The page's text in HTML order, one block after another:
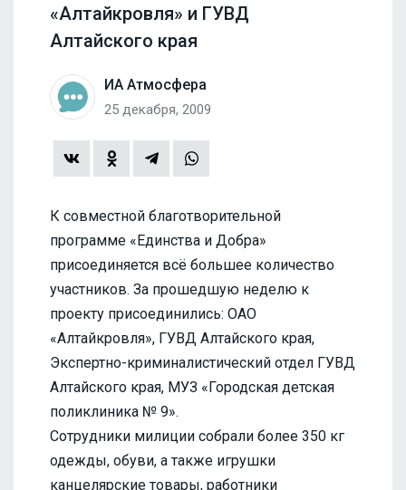
«Алтайкровля» и ГУВД
Алтайского края
ИА Атмосфера
25 декабря, 2009
К совместной благотворительной
программе «Единства и Добра»
присоединяется всё большее количество
участников. За прошедшую неделю к
проекту присоединились: ОАО
«Алтайкровля», ГУВД Алтайского края,
Экспертно-криминалистический отдел ГУВД
Алтайского края, МУЗ «Городская детская
поликлиника № 9».
Сотрудники милиции собрали более 350 кг
одежды, обуви, а также игрушки
канцелярские товары, работники